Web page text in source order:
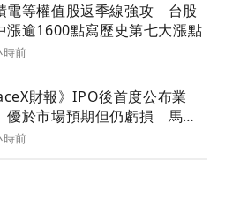
電等權值股返季線強攻 台股
漲逾1600點寫歷史第七大漲點
前
財報》IPO後首度公布業
優於市場預期但仍虧損 馬斯
高層談業務前景3重點
前